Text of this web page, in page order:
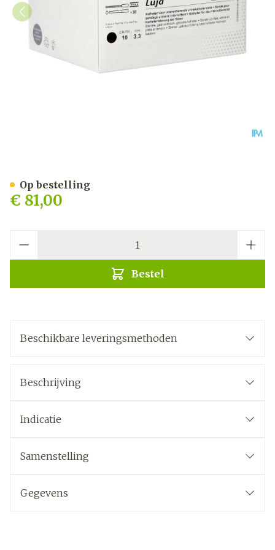
€ 81,00
Bestel
Op bestelling
Beschikbare leveringsmethoden
Beschrijving
Indicatie
Samenstelling
Gegevens